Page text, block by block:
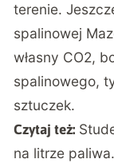
terenie.
spalinowej
własny CO2,
spalinowego,
sztuczek.
Czytaj też:
na litrze